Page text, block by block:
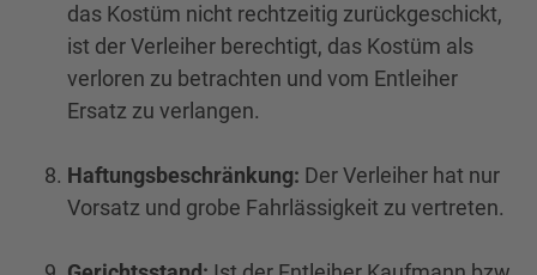
das Kostüm nicht rechtzeitig zurückgeschickt,
ist der Verleiher berechtigt, das Kostüm als
verloren zu betrachten und vom Entleiher
Ersatz zu verlangen.
Haftungsbeschränkung: Der Verleiher hat nur
Vorsatz und grobe Fahrlässigkeit zu vertreten.